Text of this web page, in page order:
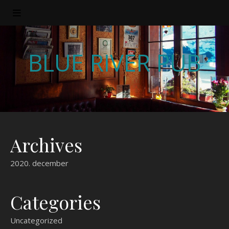
BLUE RIVER PUB
Archives
2020. december
Categories
Uncategorized